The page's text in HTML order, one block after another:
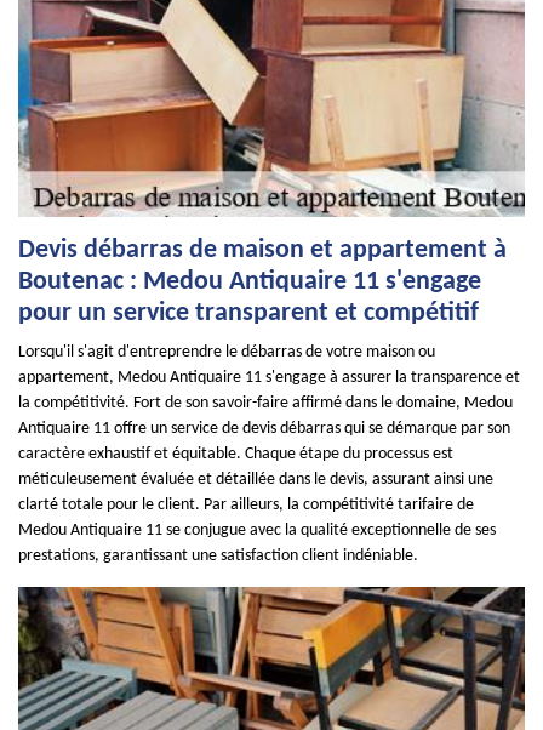
Devis débarras de maison et appartement à
Boutenac : Medou Antiquaire 11 s'engage
pour un service transparent et compétitif
Lorsqu'il s'agit d'entreprendre le débarras de votre maison ou
appartement, Medou Antiquaire 11 s'engage à assurer la transparence et
la compétitivité. Fort de son savoir-faire affirmé dans le domaine, Medou
Antiquaire 11 offre un service de devis débarras qui se démarque par son
caractère exhaustif et équitable. Chaque étape du processus est
méticuleusement évaluée et détaillée dans le devis, assurant ainsi une
clarté totale pour le client. Par ailleurs, la compétitivité tarifaire de
Medou Antiquaire 11 se conjugue avec la qualité exceptionnelle de ses
prestations, garantissant une satisfaction client indéniable.